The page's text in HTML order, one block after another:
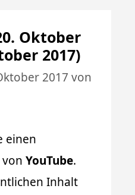
Oktober
2017)
2017 von
einen
YouTube.
Inhalt